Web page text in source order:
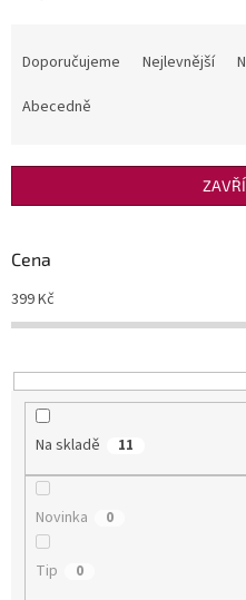
r
d
k
t
Doporučujeme Nejlevnější
Abecedně
Cena
399Kč
Na skladě 11
Novinka 0
Tip 0